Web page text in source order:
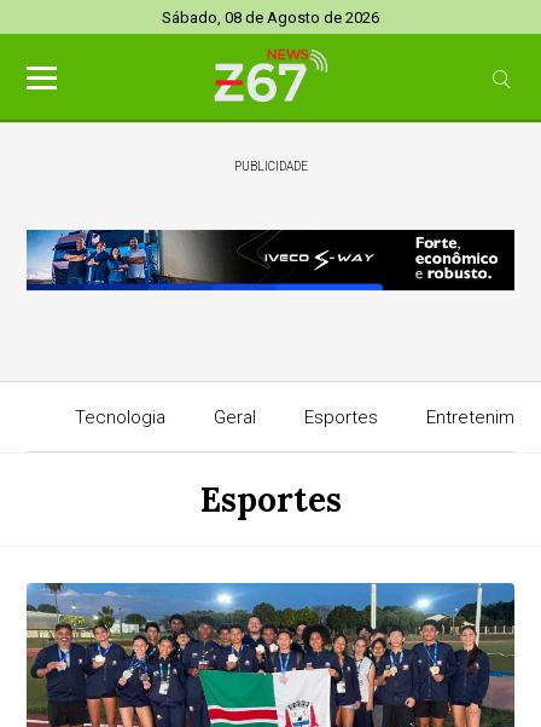
Sábado, 08 de Agosto de 2026
PUBLICIDADE
Tecnologia Geral Esportes
Esportes